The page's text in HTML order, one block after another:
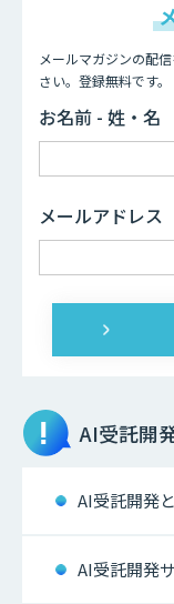
メールマガジンの配
さい。登録無料です。
お名前 - 姓・名
メールアドレス
AI受託開
AI受託開発
AI受託開発